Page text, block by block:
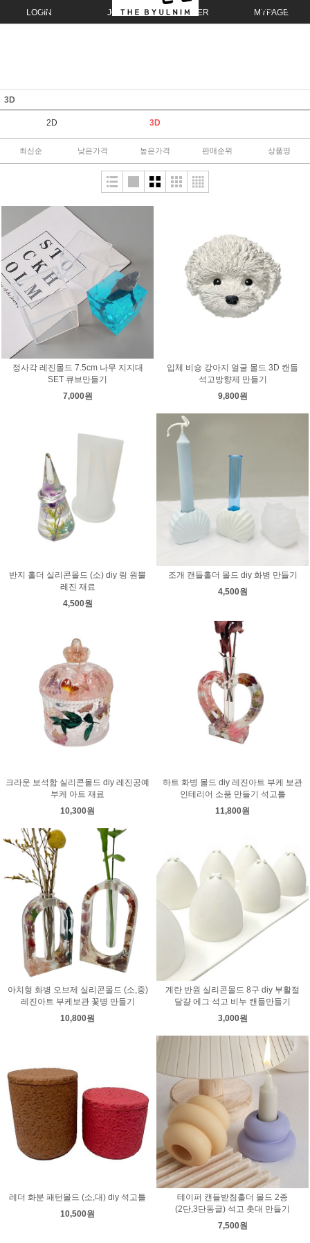
LOGIN JOIN ORDER MYPAGE
3D
2D 3D
최신순 낮은가격 높은가격 판매순위 상품명
정사각 레진몰드 7.5cm 나무 지지대
SET 큐브만들기
7,000원
입체 비숑 강아지 얼굴 몰드 3D 캔들
석고방향제 만들기
9,800원
반지 홀더 실리콘몰드 (소) diy 링 원뿔
레진 재료
4,500원
조개 캔들홀더 몰드 diy 화병 만들기
4,500원
크라운 보석함 실리콘몰드 diy 레진공예
부케 아트 재료
10,300원
하트 화병 몰드 diy 레진아트 부케 보관
인테리어 소품 만들기 석고틀
11,800원
아치형 화병 오브제 실리콘몰드 (소,중)
레진아트 부케보관 꽃병 만들기
10,800원
계란 반원 실리콘몰드 8구 diy 부활절
달걀 에그 석고 비누 캔들만들기
3,000원
레더 화분 패턴몰드 (소,대) diy 석고틀
10,500원
테이퍼 캔들받침홀더 몰드 2종
(2단,3단동글) 석고 촛대 만들기
7,500원